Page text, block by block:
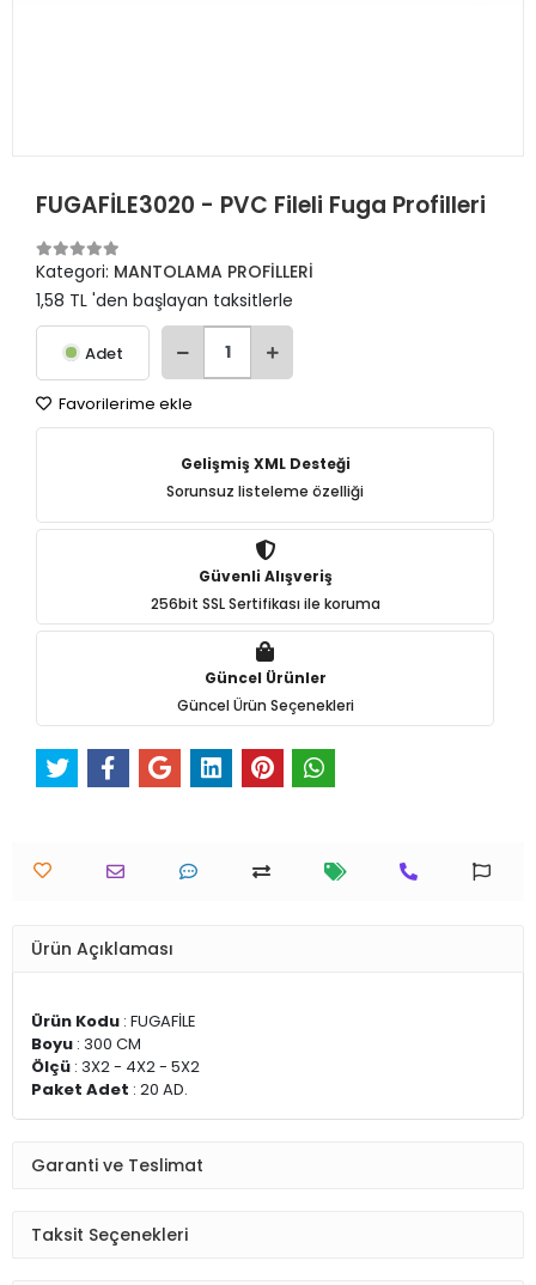
FUGAFİLE3020 - PVC Fileli Fuga Profilleri
Kategori: MANTOLAMA PROFİLLERİ
1,58 TL 'den başlayan taksitlerle
Adet
Favorilerime ekle
Gelişmiş XML Desteği
Sorunsuz listeleme özelliği
Güvenli Alışveriş
256bit SSL Sertifikası ile koruma
Güncel Ürünler
Güncel Ürün Seçenekleri
Ürün Açıklaması
Ürün Kodu : FUGAFİLE
Boyu : 300 CM
Ölçü : 3X2 - 4X2 - 5X2
Paket Adet : 20 AD.
Garanti ve Teslimat
Taksit Seçenekleri